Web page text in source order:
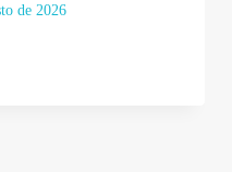
de 2026